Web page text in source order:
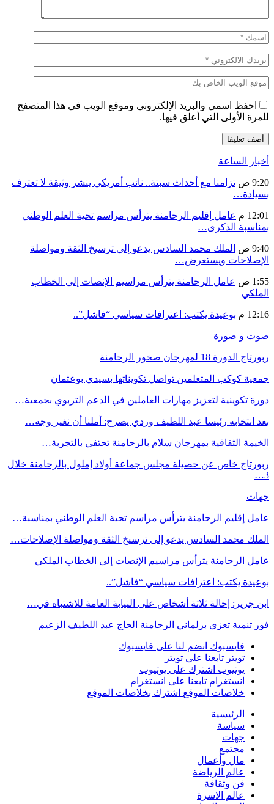
احفظ اسمي والبريد الإلكتروني وموقع الويب في هذا المتصفح
للمرة الأولى التي أعلق فيها.
أخبار الساعة
9:20 ص
تزامنا مع أحداث سبتة.. نائب أمريكي ينشر وثيقة لا تعترف
بسيادة…
12:01 م
عامل إقليم الرحامنة يترأس مراسم تحية العلم الوطني
بمناسبة الذكرى…
9:40 ص
الملك محمد السادس يدعو إلى ترسيخ الثقة ومواصلة
الإصلاحات ويستعرض…
1:55 ص
عامل الرحامنة يترأس مراسيم الإنصات إلى الخطاب
الملكي
12:16 م بوعيدة يكتب: اعترافات سياسي “فاشل”..
صوت و صورة
ربورتاج الدورة 18 لمهرجان صخور الرحامنة
جمعية كوكب المتعلمين تواصل تكويناتها بسيدي بوعثمان
دورة تكوينية لتعزيز مهارات العاملين في الدعم التربوي بجمعية…
بعد انتخابه رئيسا عبد اللطيف وردي يصرح: أملنا أن نغير وجه…
الخيمة الثقافية بمهرجان سلام بالرحامنة تحتفي بالتجربة…
ربورتاج خاص عن حصيلة مجلس جماعة أولاد إملول بالرحامنة خلال
3…
جهات
عامل إقليم الرحامنة يترأس مراسم تحية العلم الوطني بمناسبة…
الملك محمد السادس يدعو إلى ترسيخ الثقة ومواصلة الإصلاحات…
عامل الرحامنة يترأس مراسيم الإنصات إلى الخطاب الملكي
بوعيدة يكتب: اعترافات سياسي “فاشل”..
ابن جرير: إحالة ثلاثة أشخاص على النيابة العامة للاشتباه في…
فور تنمية تعزي برلماني الرحامنة الحاج عبد اللطيف الزعيم
فايسبوك انضم لنا على فايسبوك
تويتر تابعنا على تويتر
يوتيوب اشترك على يوتيوب
انستغرام تابعنا على انستغرام
خلاصات الموقع اشترك بخلاصات الموقع
الرئيسية
سياسة
جهات
مجتمع
مال وأعمال
عالم الرياضة
فن وثقافة
عالم الاسرة